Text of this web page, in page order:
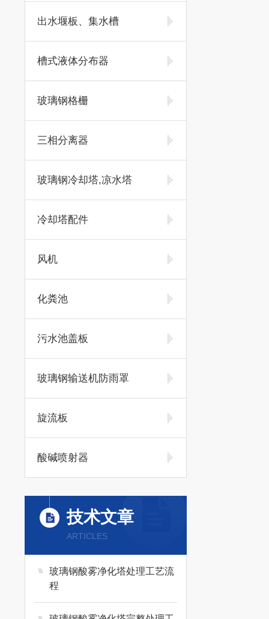
出水堰板、集水槽
槽式液体分布器
玻璃钢格栅
三相分离器
玻璃钢冷却塔,凉水塔
冷却塔配件
风机
化粪池
污水池盖板
玻璃钢输送机防雨罩
旋流板
酸碱喷射器
技术文章
ARTICLES
玻璃钢酸雾净化塔处理工艺流
程